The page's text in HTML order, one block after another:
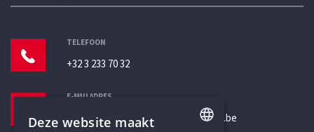
TELEFOON
+32 3 233 70 32
E-MAILADRES
secretariaat@humanistischverbond.be
Deze website maakt